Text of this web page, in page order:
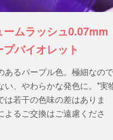
ムラッシュ0.07mm
プバイオレット
あるパープル色。極細なので
い、やわらかな発色に。*実
は若干の色味の差はありま
よるご交換はご遠慮くださ